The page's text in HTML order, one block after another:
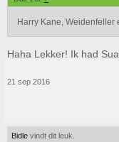
Harry Kane, Weidenfeller
Haha Lekker! Ik had
21 sep 2016
Bidle vindt dit leuk.